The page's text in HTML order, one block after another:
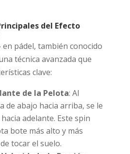
del Efecto
en pádel, también conocido
técnica avanzada que
clave:
de la Pelota: Al
de abajo hacia arriba, se le
adelante. Este spin
bote más alto y más
tocar el suelo.